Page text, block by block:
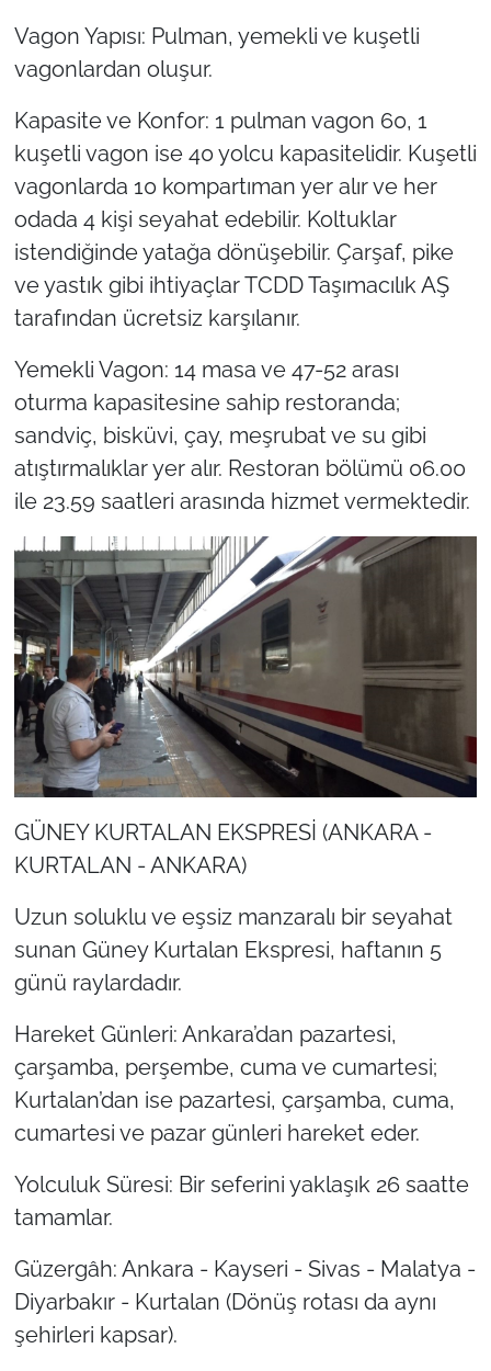
Vagon Yapısı: Pulman, yemekli ve kuşetli
vagonlardan oluşur.
Kapasite ve Konfor: 1 pulman vagon 60, 1
kuşetli vagon ise 40 yolcu kapasitelidir. Kuşetli
vagonlarda 10 kompartıman yer alır ve her
odada 4 kişi seyahat edebilir. Koltuklar
istendiğinde yatağa dönüşebilir. Çarşaf, pike
ve yastık gibi ihtiyaçlar TCDD Taşımacılık AŞ
tarafından ücretsiz karşılanır.
Yemekli Vagon: 14 masa ve 47-52 arası
oturma kapasitesine sahip restoranda;
sandviç, bisküvi, çay, meşrubat ve su gibi
atıştırmalıklar yer alır. Restoran bölümü 06.00
ile 23.59 saatleri arasında hizmet vermektedir.
GÜNEY KURTALAN EKSPRESİ (ANKARA -
KURTALAN - ANKARA)
Uzun soluklu ve eşsiz manzaralı bir seyahat
sunan Güney Kurtalan Ekspresi, haftanın 5
günü raylardadır.
Hareket Günleri: Ankara’dan pazartesi,
çarşamba, perşembe, cuma ve cumartesi;
Kurtalan’dan ise pazartesi, çarşamba, cuma,
cumartesi ve pazar günleri hareket eder.
Yolculuk Süresi: Bir seferini yaklaşık 26 saatte
tamamlar.
Güzergâh: Ankara - Kayseri - Sivas - Malatya -
Diyarbakır - Kurtalan (Dönüş rotası da aynı
şehirleri kapsar).